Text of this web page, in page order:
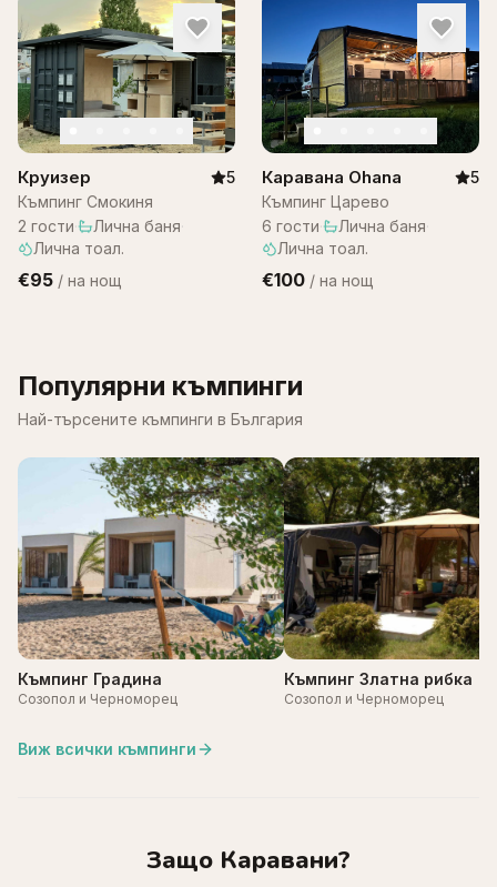
Круизер
5
Къмпинг Смокиня
2 гости· Лична баня·
Лична тоал.
€95 / на нощ
Каравана Ohana
5
Къмпинг Царево
6 гости· Лична баня·
Лична тоал.
€100 / на нощ
Популярни къмпинги
Най-търсените къмпинги в България
Къмпинг Градина
Созопол и Черноморец
Къмпинг Златна рибка
Созопол и Черноморец
Виж всички къмпинги
Защо Каравани?